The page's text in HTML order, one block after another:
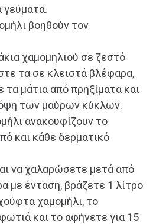
γεύματα.
βοηθούν τον
χαμομηλιού σε ζεστό
τα σε κλειστά βλέφαρα,
τα μάτια από πρηξίματα και
των μαύρων κύκλων.
ανακουφίζουν το
και κάθε δερματικό
να χαλαρώσετε μετά από
με ένταση, βράζετε 1 λίτρο
χαμομήλι, το
και το αφήνετε για 15